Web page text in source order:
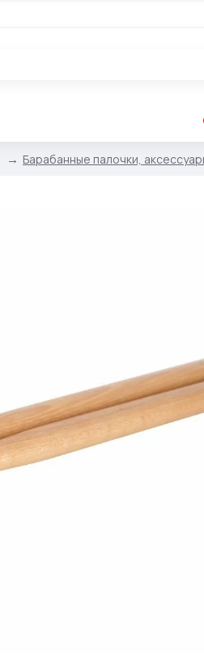
Барабанные палочки,